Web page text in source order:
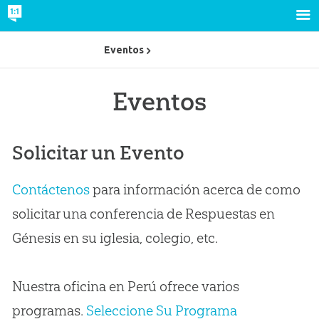
Eventos
Solicitar un Evento
Contáctenospara información acerca de como
solicitar una conferencia de Respuestas en
Génesis en su iglesia, colegio, etc.
Nuestra oficina en Perú ofrece varios
programas. Seleccione Su Programa
Eventos